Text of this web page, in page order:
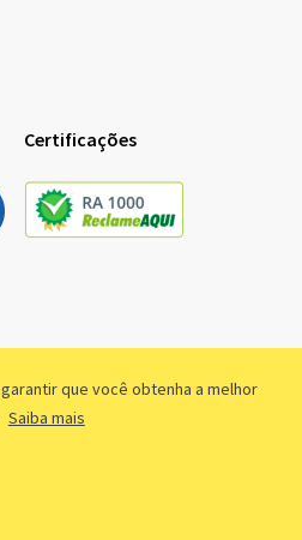
que você obtenha a melhor
Saiba mais
Certificações